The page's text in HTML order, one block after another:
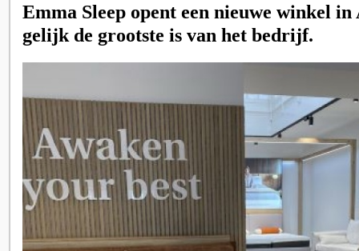
Emma Sleep opent een nieuwe winkel
gelijk de grootste is van het bedrijf.